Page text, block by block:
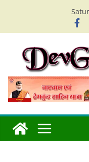
content